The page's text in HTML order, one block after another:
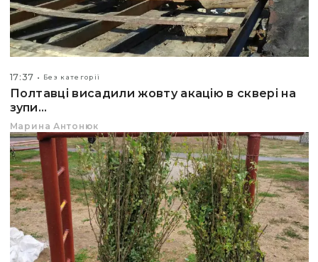
17:37 Без категорії
Полтавці висадили жовту акацію в сквері на
зупи...
Марина Антонюк